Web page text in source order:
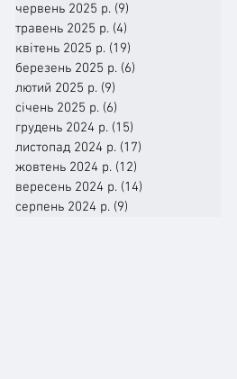
червень 2025 р. (9)
травень 2025 р. (4)
квітень 2025 р. (19)
березень 2025 р. (6)
лютий 2025 р. (9)
січень 2025 р. (6)
грудень 2024 р. (15)
листопад 2024 р. (17)
жовтень 2024 р. (12)
вересень 2024 р. (14)
серпень 2024 р. (9)